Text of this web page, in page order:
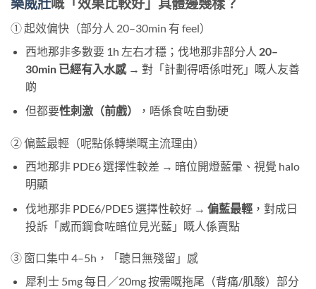
① 起效偏快（部分人 20–30min 有 feel）
西地那非多數要 1h 左右才穩；伐地那非部分人 20–
30min 已經有入水感​ → 對「計劃得唔係咁死」嘅人友善
啲
但都要性刺激（前戲） ，唔係食咗自動硬
② 偏藍最輕（呢點係轉樂嘅主流理由）
西地那非 PDE6 選擇性較差 → 暗位開燈藍暈、視覺 halo
明顯
伐地那非 PDE6/PDE5 選擇性較好 → 偏藍最輕，對成日
投訴「威而鋼食咗暗位見光藍」嘅人係賣點
③ 窗口集中 4–5h，「聽日無殘留」感
犀利士 5mg 每日／20mg 按需嘅拖尾（背痛/肌酸）部分